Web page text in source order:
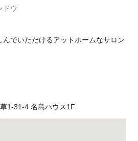
ドウ
でいただけるアットホームなサロン
1-31-4 名島ハウス1F